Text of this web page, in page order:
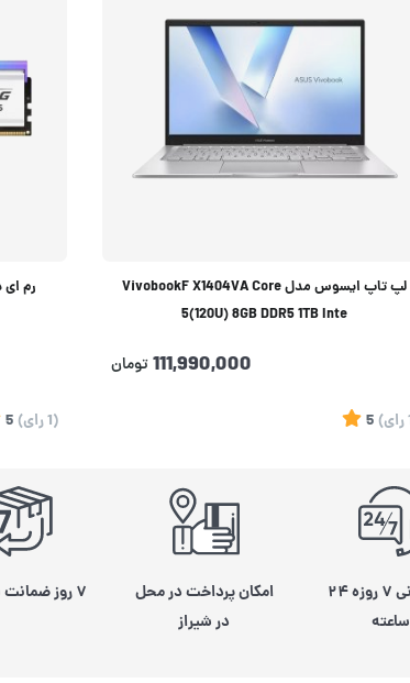
لپ تاپ ایسوس مدل VivobookF X1404VA Core
5(120U) 8GB DDR5 1TB Inte
111,990,000 تومان
رای)
5
(1 رای)
5
پشتیبانی ۷ روزه ۲۴
ساعته
امکان پرداخت در محل
در شیراز
۷ روز ضمانت بازگشت